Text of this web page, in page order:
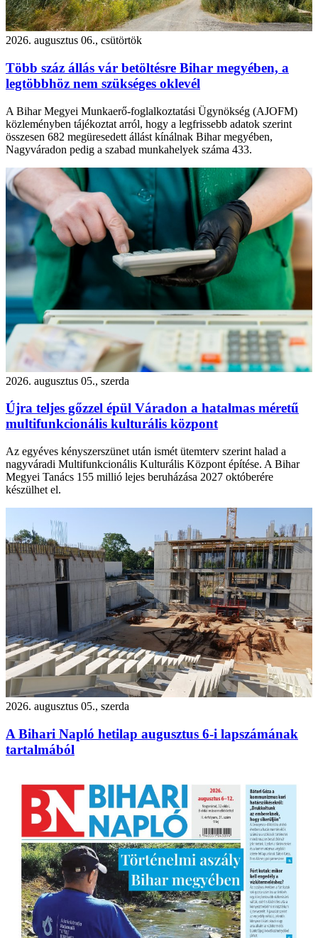
2026. augusztus 06., csütörtök
Több száz állás vár betöltésre Bihar megyében, a
legtöbbhöz nem szükséges oklevél
A Bihar Megyei Munkaerő-foglalkoztatási Ügynökség (AJOFM)
közleményben tájékoztat arról, hogy a legfrissebb adatok szerint
összesen 682 megüresedett állást kínálnak Bihar megyében,
Nagyváradon pedig a szabad munkahelyek száma 433.
2026. augusztus 05., szerda
Újra teljes gőzzel épül Váradon a hatalmas méretű
multifunkcionális kulturális központ
Az egyéves kényszerszünet után ismét ütemterv szerint halad a
nagyváradi Multifunkcionális Kulturális Központ építése. A Bihar
Megyei Tanács 155 millió lejes beruházása 2027 októberére
készülhet el.
2026. augusztus 05., szerda
A Bihari Napló hetilap augusztus 6-i lapszámának
tartalmából